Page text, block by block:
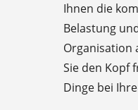
Ihnen die
Belastung
Organisation
Sie den Kopf
Dinge bei